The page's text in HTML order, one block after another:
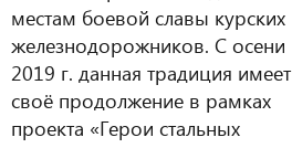
местам боевой славы курских
железнодорожников. С осени
2019 г. данная традиция имеет
своё продолжение в рамках
проекта «Герои стальных